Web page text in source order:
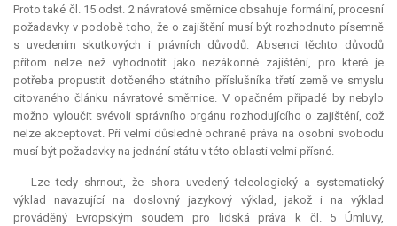
Proto také čl. 15 odst. 2 návratové směrnice obsahuje formální, procesní
požadavky v podobě toho, že o zajištění musí být rozhodnuto písemně
s uvedením skutkových i právních důvodů. Absenci těchto důvodů
přitom nelze než vyhodnotit jako nezákonné zajištění, pro které je
potřeba propustit dotčeného státního příslušníka třetí země ve smyslu
citovaného článku návratové směrnice. V opačném případě by nebylo
možno vyloučit svévoli správního orgánu rozhodujícího o zajištění, což
nelze akceptovat. Při velmi důsledné ochraně práva na osobní svobodu
musí být požadavky na jednání státu v této oblasti velmi přísné.
Lze tedy shrnout, že shora uvedený teleologický a systematický
výklad navazující na doslovný jazykový výklad, jakož i na výklad
prováděný Evropským soudem pro lidská práva k čl. 5 Úmluvy,